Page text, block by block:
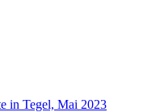
in Tegel, Mai 2023